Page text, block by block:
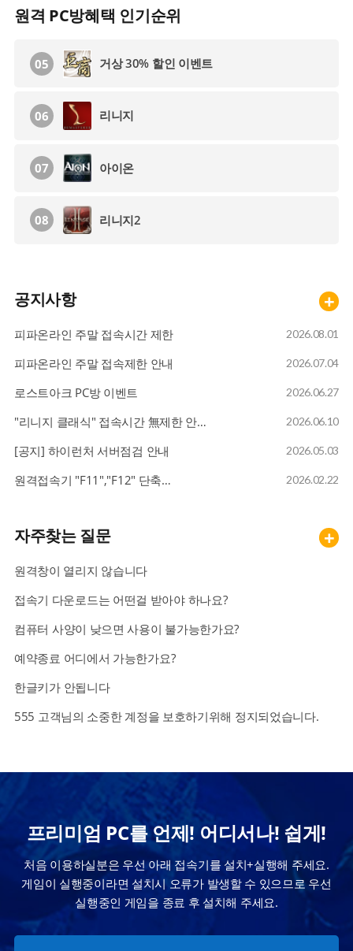
원격 PC방혜택 인기순위
04 라그나로크 30% 할인 이벤트
05 거상 30% 할인 이벤트
06 리니지
07 아이온
08 리니지2
02 메이플스토리
03 로스트아크
04 라그나로크 30% 할인 이벤트
공지사항 +
피파온라인 주말 접속시간 제한 2026.08.01
피파온라인 주말 접속제한 안내 2026.07.04
로스트아크 PC방 이벤트 2026.06.27
"리니지 클래식" 접속시간 無제한 안… 2026.06.10
[공지] 하이런처 서버점검 안내 2026.05.03
원격접속기 "F11","F12" 단축… 2026.02.22
자주찾는 질문 +
원격창이 열리지 않습니다
접속기 다운로드는 어떤걸 받아야 하나요?
컴퓨터 사양이 낮으면 사용이 불가능한가요?
예약종료 어디에서 가능한가요?
한글키가 안됩니다
555 고객님의 소중한 계정을 보호하기위해 정지되었습니다.
프리미엄 PC를 언제! 어디서나! 쉽게!
처음 이용하실분은 우선 아래 접속기를 설치+실행해 주세요.
게임이 실행중이라면 설치시 오류가 발생할 수 있으므로 우선
실행중인 게임을 종료 후 설치해 주세요.